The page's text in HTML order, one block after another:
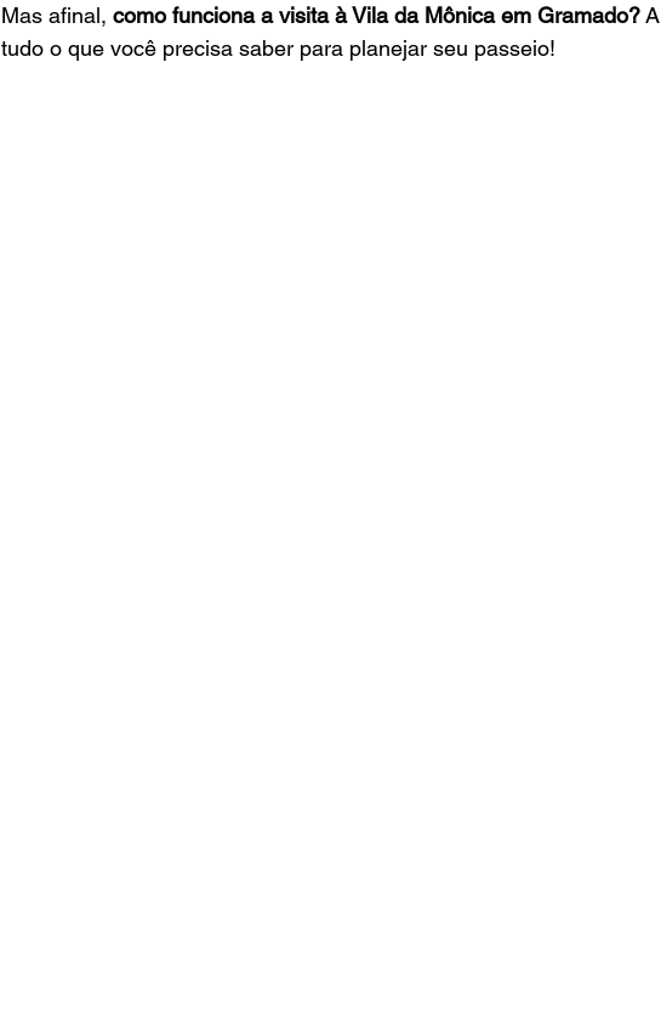
Mas afinal, como funciona a visita à Vila da Mônica em Gramado?
tudo o que você precisa saber para planejar seu passeio!